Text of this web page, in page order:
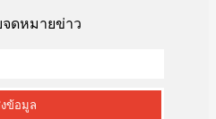
ดหมายข่าว
ข้อมูล